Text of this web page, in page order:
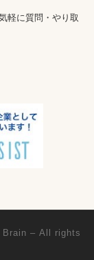
軽に質問・やり取
Brain – All rights